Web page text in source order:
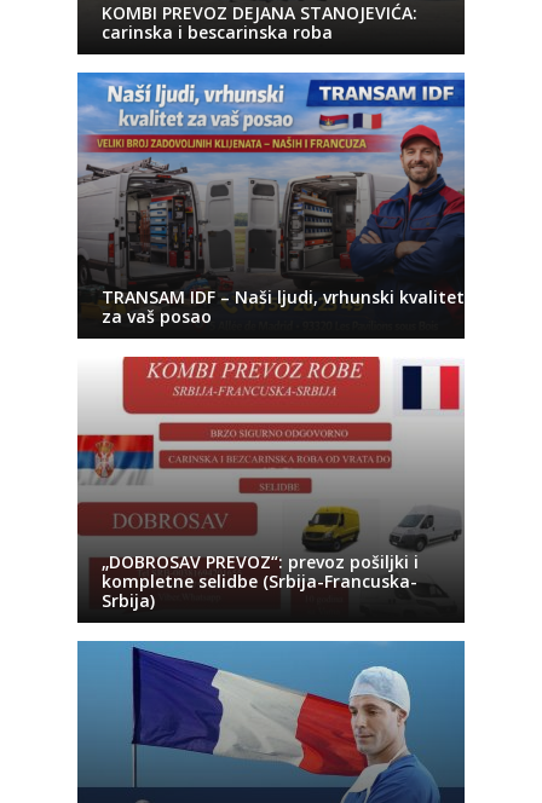
KOMBI PREVOZ DEJANA STANOJEVIĆA:
carinska i bescarinska roba
TRANSAM IDF – Naši ljudi, vrhunski kvalitet
za vaš posao
„DOBROSAV PREVOZ“: prevoz pošiljki i
kompletne selidbe (Srbija-Francuska-
Srbija)